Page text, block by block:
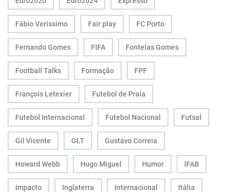
Fábio Veríssimo Fair play FC Porto
Fernando Gomes FIFA Fontelas Gomes
Football Talks Formação FPF
François Letexier Futebol de Praia
Futebol Internacional Futebol Nacional Futsal
Gil Vicente GLT Gustavo Correia
Howard Webb Hugo Miguel Humor IFAB
Impacto Inglaterra Internacional Itália